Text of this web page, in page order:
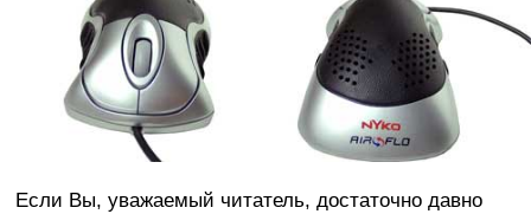
Если Вы, уважаемый читатель, достаточно давно